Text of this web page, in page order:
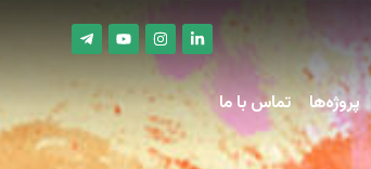
پروژه‌ها تماس با ما